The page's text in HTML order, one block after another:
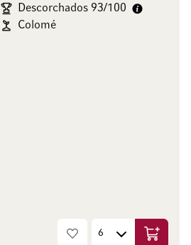
Descorchados 93/100
Colomé
Ajouter